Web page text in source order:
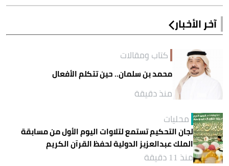
آخر الأخبار
كتاب ومقالات
محمد بن سلمان.. حين تتكلم الأفعال
منذ دقيقة
محليات
لجان التحكيم تستمع لتلاوات اليوم الأول من مسابقة
الملك عبدالعزيز الدولية لحفظ القرآن الكريم
منذ 11 دقيقة